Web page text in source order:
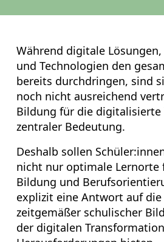
Während digitale
und Technologien den
bereits durchdringen, sind
noch nicht ausreichend
Bildung für die digitalisierte
zentraler Bedeutung.
Deshalb sollen
nicht nur optimale Lernorte
Bildung und
explizit eine Antwort auf die
zeitgemäßer schulischer
der digitalen